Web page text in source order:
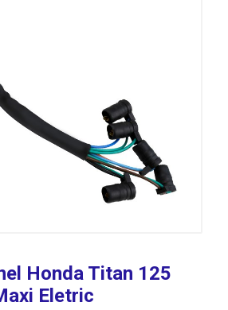
Honda Titan 125
Eletric